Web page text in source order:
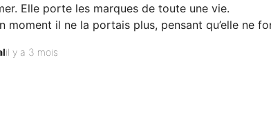
Elle porte les marques de toute une vie.
moment il ne la portais plus, pensant qu’elle ne
d’un service, en attendant je la porte
il y a 3 mois